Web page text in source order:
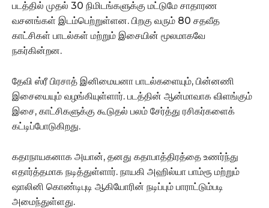
படத்தில் முதல் 30 நிமிடங்களுக்கு மட்டுமே சாதாரண
வசனங்கள் இடம்பெற்றுள்ளன. பிறகு வரும் 80 சதவீத
காட்சிகள் பாடல்கள் மற்றும் இசையின் மூலமாகவே
நகர்கின்றன.
தேவி ஸ்ரீ பிரசாத் இனிமையனா பாடல்களையும், பின்னணி
இசையையும் வழங்கியுள்ளார். படத்தின் ஆன்மாவாக விளங்கும்
இசை, காட்சிகளுக்கு கூடுதல் பலம் சேர்த்து ரசிகர்களைக்
கட்டிப்போடுகிறது.
கதாநாயகனாக அயான், தனது கதாபாத்திரத்தை உணர்ந்து
எதார்த்தமாக நடித்துள்ளார். நாயகி அஹில்யா பாம்ரூ மற்றும்
ஷாலினி கொண்டிபுடி ஆகியோரின் நடிப்பும் பாராட்டும்படி
அமைந்துள்ளது.